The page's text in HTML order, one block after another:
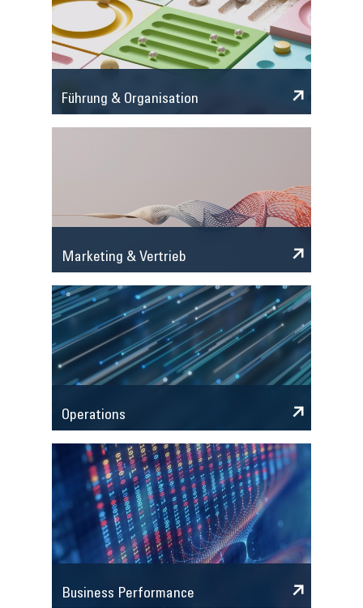
Führung & Organisation
Marketing & Vertrieb
Operations
Business Performance